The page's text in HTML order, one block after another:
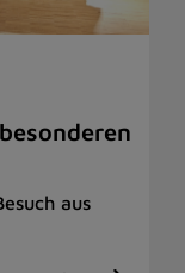
aus